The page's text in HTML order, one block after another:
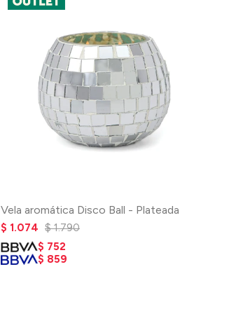
Vela aromática Disco Ball - Plateada
$ 1.074 $ 1.790
$ 752
$ 859